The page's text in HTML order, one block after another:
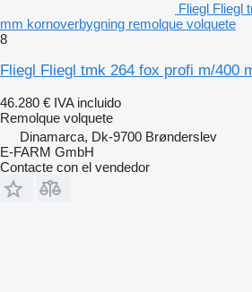
Fliegl Fliegl
mm kornoverbygning remolque volquete
8
Fliegl Fliegl tmk 264 fox profi m/400
46.280 € IVA incluido
Remolque volquete
Dinamarca, Dk-9700 Brønderslev
E-FARM GmbH
Contacte con el vendedor